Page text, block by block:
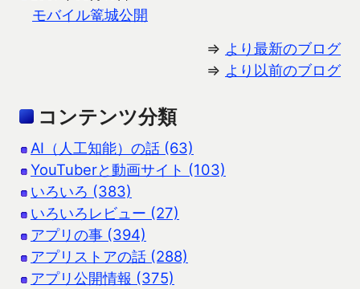
モバイル篭城公開
⇒ より最新のブログ
⇒ より以前のブログ
コンテンツ分類
AI（人工知能）の話 (63)
YouTuberと動画サイト (103)
いろいろ (383)
いろいろレビュー (27)
アプリの事 (394)
アプリストアの話 (288)
アプリ公開情報 (375)